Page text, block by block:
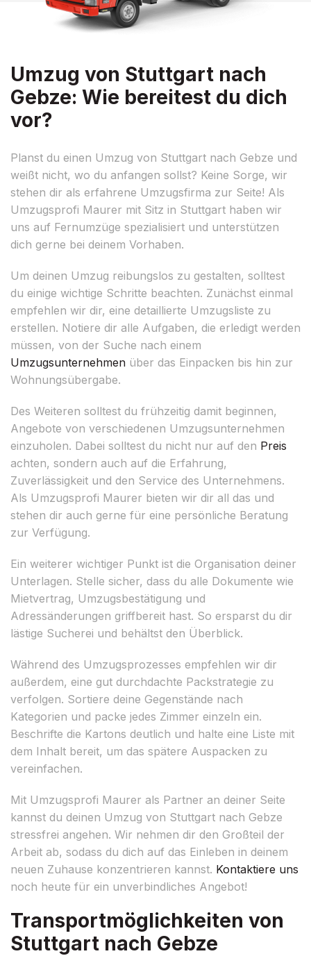
Umzug von Stuttgart nach
Gebze: Wie bereitest du dich
vor?
Planst du einen Umzug von Stuttgart nach Gebze und
weißt nicht, wo du anfangen sollst? Keine Sorge, wir
stehen dir als erfahrene Umzugsfirma zur Seite! Als
Umzugsprofi Maurer mit Sitz in Stuttgart haben wir
uns auf Fernumzüge spezialisiert und unterstützen
dich gerne bei deinem Vorhaben.
Um deinen Umzug reibungslos zu gestalten, solltest
du einige wichtige Schritte beachten. Zunächst einmal
empfehlen wir dir, eine detaillierte Umzugsliste zu
erstellen. Notiere dir alle Aufgaben, die erledigt werden
müssen, von der Suche nach einem
Umzugsunternehmen über das Einpacken bis hin zur
Wohnungsübergabe.
Des Weiteren solltest du frühzeitig damit beginnen,
Angebote von verschiedenen Umzugsunternehmen
einzuholen. Dabei solltest du nicht nur auf den Preis
achten, sondern auch auf die Erfahrung,
Zuverlässigkeit und den Service des Unternehmens.
Als Umzugsprofi Maurer bieten wir dir all das und
stehen dir auch gerne für eine persönliche Beratung
zur Verfügung.
Ein weiterer wichtiger Punkt ist die Organisation deiner
Unterlagen. Stelle sicher, dass du alle Dokumente wie
Mietvertrag, Umzugsbestätigung und
Adressänderungen griffbereit hast. So ersparst du dir
lästige Sucherei und behältst den Überblick.
Während des Umzugsprozesses empfehlen wir dir
außerdem, eine gut durchdachte Packstrategie zu
verfolgen. Sortiere deine Gegenstände nach
Kategorien und packe jedes Zimmer einzeln ein.
Beschrifte die Kartons deutlich und halte eine Liste mit
dem Inhalt bereit, um das spätere Auspacken zu
vereinfachen.
Mit Umzugsprofi Maurer als Partner an deiner Seite
kannst du deinen Umzug von Stuttgart nach Gebze
stressfrei angehen. Wir nehmen dir den Großteil der
Arbeit ab, sodass du dich auf das Einleben in deinem
neuen Zuhause konzentrieren kannst. Kontaktiere uns
noch heute für ein unverbindliches Angebot!
Transportmöglichkeiten von
Stuttgart nach Gebze